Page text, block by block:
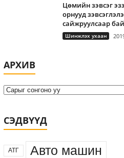
Цөмийн зэвсэг
орнууд
сайжруулсаар
Шинжлэх ухаан
АРХИВ
и
СЭДВҮҮД
АТГ Авто машин